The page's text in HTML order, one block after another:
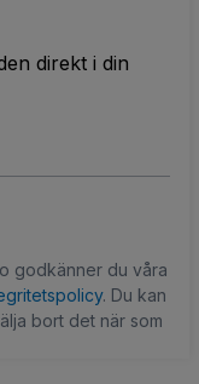
direkt i din
godkänner du våra
. Du kan
bort det när som